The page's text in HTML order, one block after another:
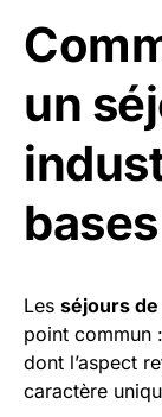
un
bases
Les séjours
point commun
dont l’aspect
caractère